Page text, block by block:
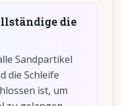
die
Sandpartikel
die Schleife
ist, um